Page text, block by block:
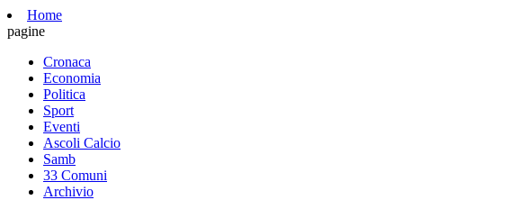
Home
pagine
Cronaca
Economia
Politica
Sport
Eventi
Ascoli Calcio
Samb
33 Comuni
Archivio